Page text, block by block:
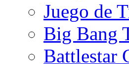
Juego de
Big Bang
Battlestar